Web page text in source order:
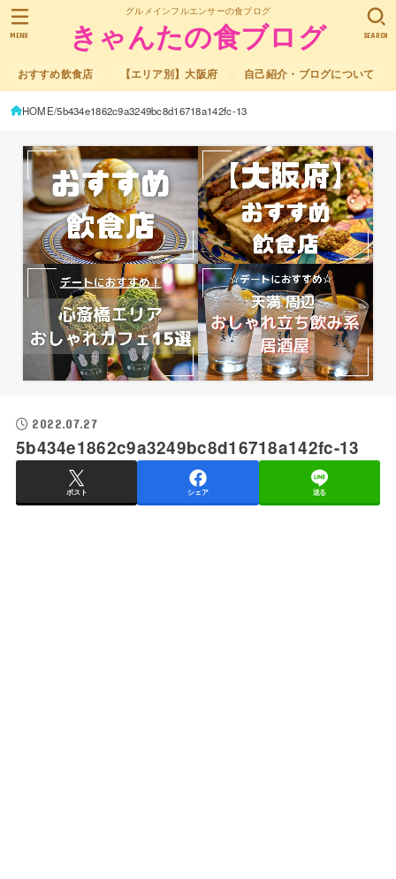
グルメインフルエンサーの食ブログ
きゃんたの食ブログ
おすすめ飲食店 【エリア別】大阪府 自己紹介・ブログについて
SEARCH
MENU
HOME 5b434e1862c9a3249bc8d16718a142fc-13
2022.07.27
5b434e1862c9a3249bc8d16718a142fc-13
ポスト シェア 送る